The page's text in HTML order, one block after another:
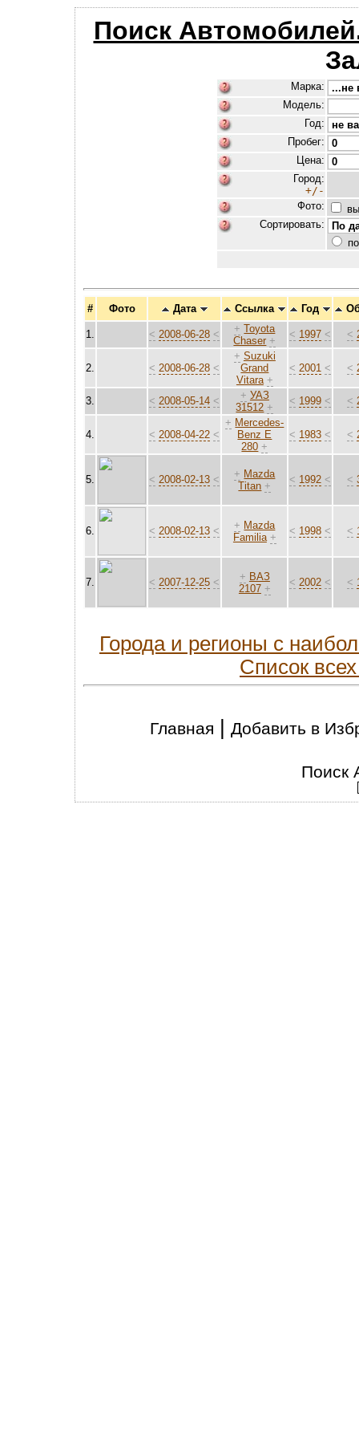
Поиск
Марка:
Модель:
Год:
Пробег:
Цена:
Город:
+/-
Фото:
Сортировать:
# Фото Дата Ссылка Год
1. < 2008-06-28 < + Toyota
Chaser +
< 1997 < <
2. < 2008-06-28 <
+ Suzuki
Grand
Vitara +
< 2001 < <
3. < 2008-05-14 < + УАЗ
31512 +
< 1999 < <
4. < 2008-04-22 <
+ Mercedes-
Benz E
280 +
< 1983 < <
5. < 2008-02-13 < + Mazda
Titan +
< 1992 < <
6. < 2008-02-13 < + Mazda
Familia +
< 1998 < <
7. < 2007-12-25 < + ВАЗ
2107 +
< 2002 < <
Города и регионы с
Список
Главная | Добавить в
Поиск